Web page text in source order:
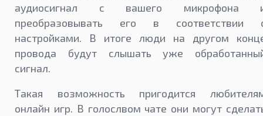
аудиосигнал с вашего микрофона
преобразовывать его в соответствии
настройками. В итоге люди на другом
провода будут слышать уже
сигнал.
Такая возможность пригодится
онлайн игр. В голослвом чате они могут